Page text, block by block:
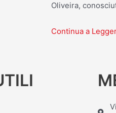
Oliveira,
Continua a